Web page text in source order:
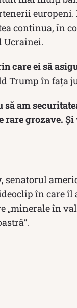
europeni.
continua, în
Ucrainei.
care ei să
Trump în faţa
să am
grozave.
în care
„minerale în